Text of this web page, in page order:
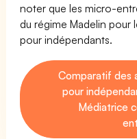
noter que les micro-
du régime Madelin pour
pour indépendants.
Comparatif des
pour
Médiatrice